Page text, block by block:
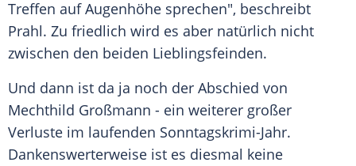
Treffen auf Augenhöhe sprechen", beschreibt
Prahl. Zu friedlich wird es aber natürlich nicht
zwischen den beiden Lieblingsfeinden.
Und dann ist da ja noch der Abschied von
Mechthild Großmann - ein weiterer großer
Verluste im laufenden Sonntagskrimi-Jahr.
Dankenswerterweise ist es diesmal keine